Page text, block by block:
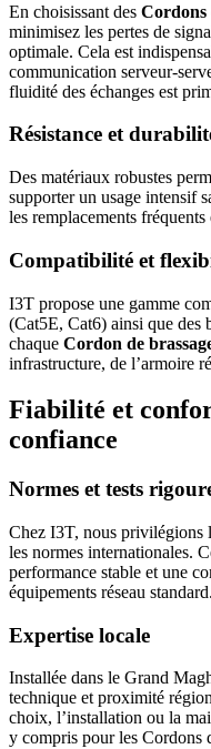
En choisissant des Cordons
minimisez les pertes de
optimale. Cela est
communication serveur-
fluidité des échanges est
Résistance et
Des matériaux robustes
supporter un usage intensif
les remplacements
Compatibilité et
I3T propose une gamme
(Cat5E, Cat6) ainsi que des
chaque Cordon de
infrastructure, de l’armoire
Fiabilité et
confiance
Normes et tests
Chez I3T, nous privilégions
les normes internationales.
performance stable et une
équipements réseau standard.
Expertise locale
Installée dans le Grand
technique et proximité
choix, l’installation ou la
y compris pour les Cordons